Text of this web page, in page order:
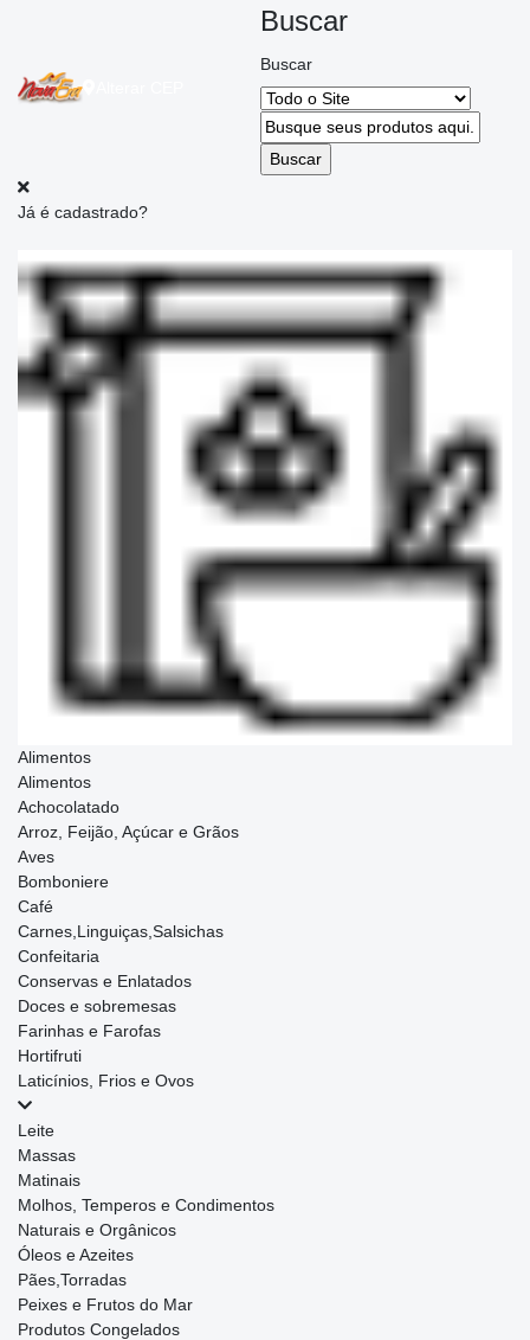
Buscar
Buscar
Já é cadastrado?
Alimentos
Alimentos
Achocolatado
Arroz, Feijão, Açúcar e Grãos
Aves
Bomboniere
Café
Carnes,Linguiças,Salsichas
Confeitaria
Conservas e Enlatados
Doces e sobremesas
Farinhas e Farofas
Hortifruti
Laticínios, Frios e Ovos
Leite
Massas
Matinais
Molhos, Temperos e Condimentos
Naturais e Orgânicos
Óleos e Azeites
Pães,Torradas
Peixes e Frutos do Mar
Produtos Congelados